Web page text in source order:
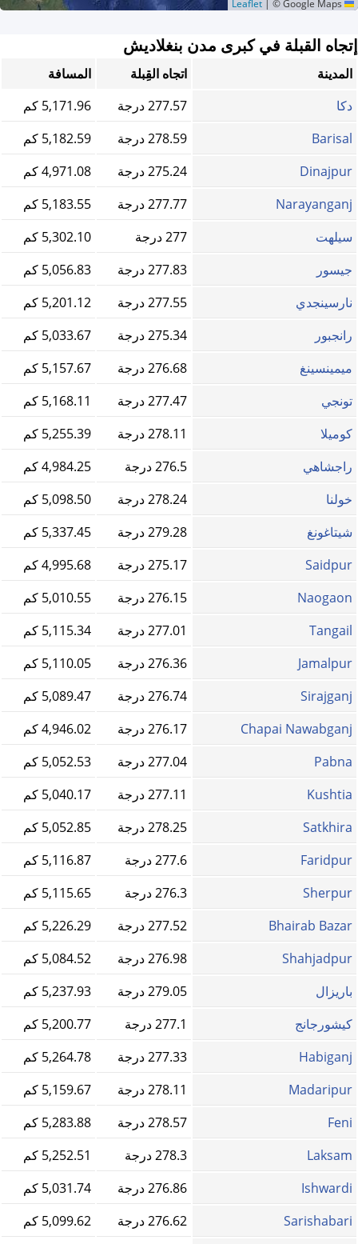
© Google Maps
إتجاه القبلة في كبرى مدن بنغلاديش
المدينة اتجاه القِبلة
المسافة
دكا
277.57 درجة
5,171.96 كم
Barisal
278.59 درجة
5,182.59 كم
Dinajpur
275.24 درجة
4,971.08 كم
Narayanganj
277.77 درجة
5,183.55 كم
سيلهت
277 درجة
5,302.10 كم
جيسور
277.83 درجة
5,056.83 كم
نارسينجدي
277.55 درجة
5,201.12 كم
رانجبور
275.34 درجة
5,033.67 كم
ميمينسينغ
276.68 درجة
5,157.67 كم
تونجي
277.47 درجة
5,168.11 كم
كوميلا
278.11 درجة
5,255.39 كم
راجشاهي
276.5 درجة
4,984.25 كم
خولنا
278.24 درجة
5,098.50 كم
شيتاغونغ
279.28 درجة
5,337.45 كم
Saidpur
275.17 درجة
4,995.68 كم
Naogaon
276.15 درجة
5,010.55 كم
Tangail
277.01 درجة
5,115.34 كم
Jamalpur
276.36 درجة
5,110.05 كم
Sirajganj
276.74 درجة
5,089.47 كم
Chapai Nawabganj
276.17 درجة
4,946.02 كم
Pabna
277.04 درجة
5,052.53 كم
Kushtia
277.11 درجة
5,040.17 كم
Satkhira
278.25 درجة
5,052.85 كم
Faridpur
277.6 درجة
5,116.87 كم
Sherpur
276.3 درجة
5,115.65 كم
Bhairab Bazar
277.52 درجة
5,226.29 كم
Shahjadpur
276.98 درجة
5,084.52 كم
باريزال
279.05 درجة
5,237.93 كم
كيشورجانج
277.1 درجة
5,200.77 كم
Habiganj
277.33 درجة
5,264.78 كم
Madaripur
278.11 درجة
5,159.67 كم
Feni
278.57 درجة
5,283.88 كم
Laksam
278.3 درجة
5,252.51 كم
Ishwardi
276.86 درجة
5,031.74 كم
Sarishabari
276.62 درجة
5,099.62 كم